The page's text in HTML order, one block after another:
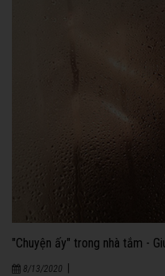
"Chuyện ấy" trong nhà tắm -
8/13/2020